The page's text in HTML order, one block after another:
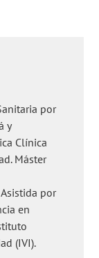
por
y
Clínica
Máster
por
en
(IVI).